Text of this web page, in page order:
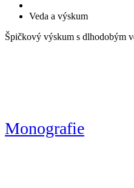
Veda a výskum
Špičkový výskum s dlhodobým
Monografie